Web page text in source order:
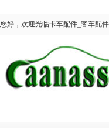
您好，欢迎光临卡车配件_客车配